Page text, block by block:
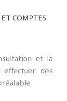
COMPTES
et la
effectuer des